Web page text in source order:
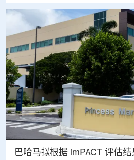
巴哈马拟根据 imPACT 评估